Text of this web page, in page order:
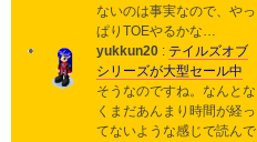
ないのは事実なので、やっ
ぱりTOEやるかな…
yukkun20 : テイルズオブ
シリーズが大型セール中
そうなのですね。なんとな
くまだあんまり時間が経っ
てないような感じで読んで